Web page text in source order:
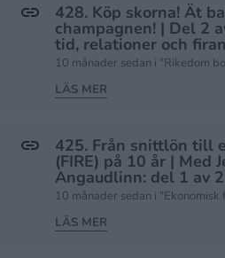
428. Köp skorna! Ät
champagnen! | Del 2
tid, relationer och
10 månader sedan i "Rikedom
LÄS MER
425. Från snittlön till
(FIRE) på 10 år | Med
Angaudlinn: del 1 av 2
10 månader sedan i "Ekonomisk
LÄS MER